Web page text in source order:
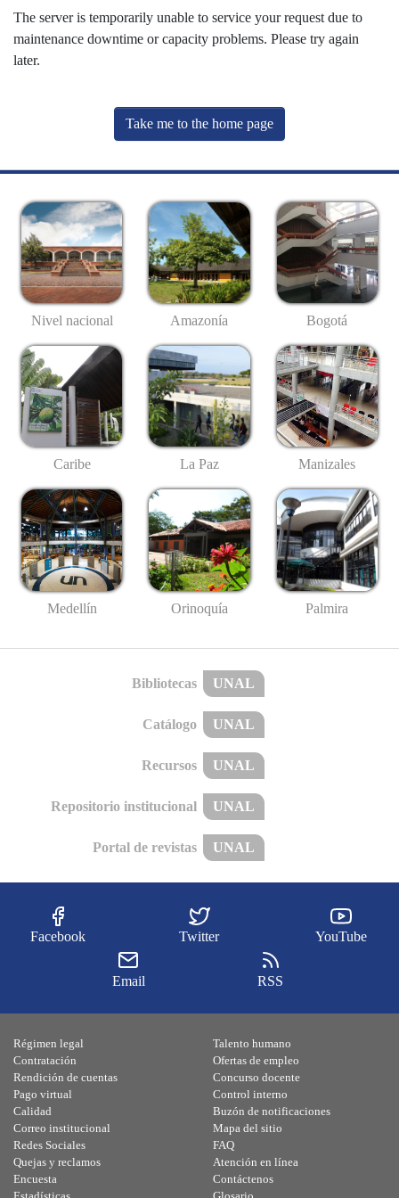
The server is temporarily unable to service your request due to
maintenance downtime or capacity problems. Please try again
later.
Take me to the home page
Nivel nacional Amazonía Bogotá
Caribe La Paz Manizales
Medellín Orinoquía Palmira
Bibliotecas UNAL
Catálogo UNAL
Recursos UNAL
Repositorio institucional UNAL
Portal de revistas UNAL
Facebook Twitter YouTube
Email RSS
Régimen legal
Contratación
Rendición de cuentas
Pago virtual
Calidad
Talento humano
Ofertas de empleo
Concurso docente
Control interno
Buzón de notificaciones
Correo institucional
Redes Sociales
Quejas y reclamos
Encuesta
Mapa del sitio
FAQ
Atención en línea
Contáctenos